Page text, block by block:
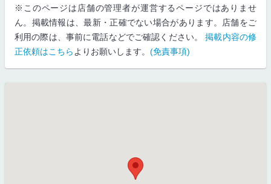
※このページは店舗の管理者が運営するページではありませ
ん。掲載情報は、最新・正確でない場合があります。店舗をご
利用の際は、事前に電話などでご確認ください。掲載内容の修
正依頼はこちら よりお願いします。 (免責事項)